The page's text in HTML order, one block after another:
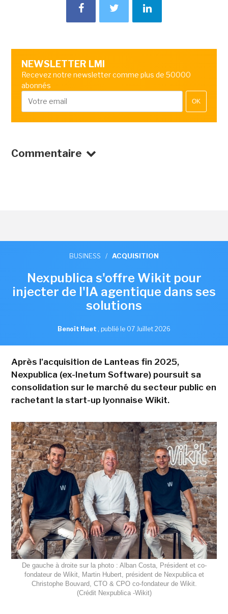
NEWSLETTER LMI
Recevez notre newsletter comme plus de 50000
abonnés
OK
Commentaire
BUSINESS / ACQUISITION
Nexpublica s'offre Wikit pour
injecter de l'IA agentique dans ses
solutions
Benoît Huet , publié le 07 Juillet 2026
Après l'acquisition de Lanteas fin 2025,
Nexpublica (ex-Inetum Software) poursuit sa
consolidation sur le marché du secteur public en
rachetant la start-up lyonnaise Wikit.
De gauche à droite sur la photo : Alban Costa, Président et co-
fondateur de Wikit, Martin Hubert, président de Nexpublica et
Christophe Bouvard, CTO & CPO co-fondateur de Wikit.
(Crédit Nexpublica -Wikit)